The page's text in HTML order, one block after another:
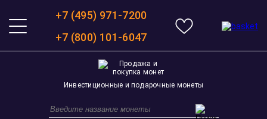
+7 (495) 971-7200
+7 (800) 101-6047
Инвестиционные и подарочные монеты